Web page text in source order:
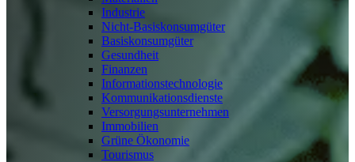
Industrie
Nicht-Basiskonsumgüter
Basiskonsumgüter
Gesundheit
Finanzen
Informationstechnologie
Kommunikationsdienste
Versorgungsunternehmen
Immobilien
Grüne Ökonomie
Tourismus